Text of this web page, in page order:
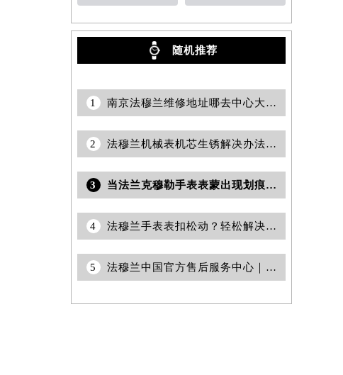
随机推荐
1 南京法穆兰维修地址哪去中心大厦55层c1营业时间售后服务中心权威公示（2026年7月最新）
2 法穆兰机械表机芯生锈解决办法深度解析
3 当法兰克穆勒手表表蒙出现划痕，该怎么办？
4 法穆兰手表表扣松动？轻松解决，让你腕间风采依旧
5 法穆兰中国官方售后服务中心｜服务电话及全部网点地址权威信息声明（2026年6月最新）